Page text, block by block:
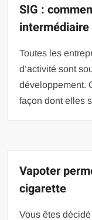
SIG :
Toutes les
d’activité sont
développement.
façon dont elles
Vapoter
cigarette
Vous êtes